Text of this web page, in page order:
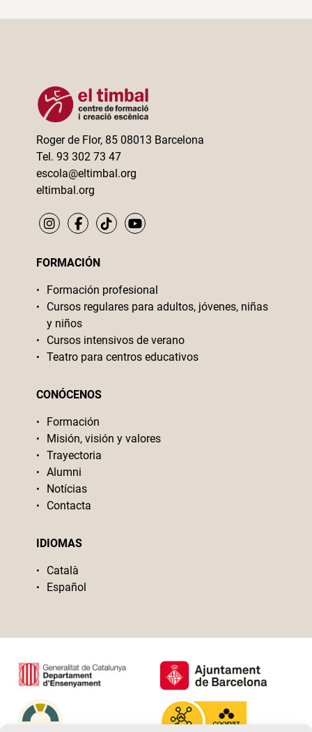
Roger de Flor, 85 08013 Barcelona
Tel. 93 302 73 47
escola@eltimbal.org
eltimbal.org
FORMACIÓN
Formación profesional
Cursos regulares para adultos, jóvenes, niñas
y niños
Cursos intensivos de verano
Teatro para centros educativos
CONÓCENOS
Formación
Misión, visión y valores
Trayectoria
Alumni
Notícias
Contacta
IDIOMAS
Català
Español